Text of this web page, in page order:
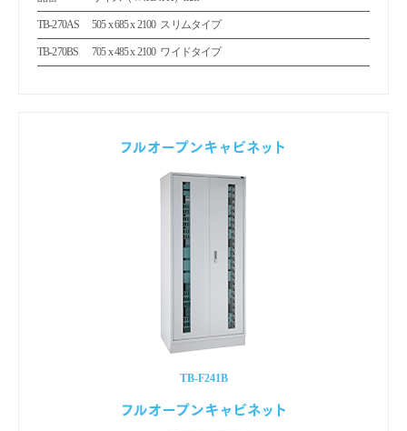
TB-270AS 505 x 685 x 2100 スリムタイプ
TB-270BS 705 x 485 x 2100 ワイドタイプ
TB-F241B